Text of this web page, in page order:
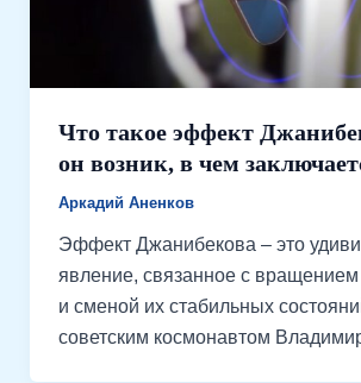
Что такое эффект
он возник, в чем
Аркадий Аненков
Эффект Джанибекова – это
явление, связанное с вращением
и сменой их стабильных
советским космонавтом